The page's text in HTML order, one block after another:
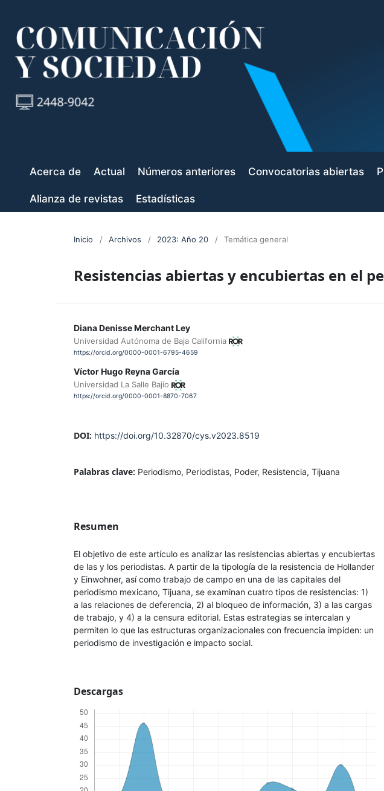
Acerca de Actual Números anteriores Convocatorias abiertas
Alianza de revistas Estadísticas
Inicio / Archivos / 2023: Año 20 / Temática general
Resistencias abiertas y encubiertas en el
Diana Denisse Merchant Ley
Universidad Autónoma de Baja California
https://orcid.org/0000-0001-6795-4659
Víctor Hugo Reyna García
Universidad La Salle Bajío
https://orcid.org/0000-0001-8870-7067
DOI: https://doi.org/10.32870/cys.v2023.8519
Palabras clave: Periodismo, Periodistas, Poder, Resistencia, Tijuana
Resumen
El objetivo de este artículo es analizar las resistencias abiertas y encubiertas
de las y los periodistas. A partir de la tipología de la resistencia de Hollander
y Einwohner, así como trabajo de campo en una de las capitales del
periodismo mexicano, Tijuana, se examinan cuatro tipos de resistencias: 1)
a las relaciones de deferencia, 2) al bloqueo de información, 3) a las cargas
de trabajo, y 4) a la censura editorial. Estas estrategias se intercalan y
permiten lo que las estructuras organizacionales con frecuencia impiden: un
periodismo de investigación e impacto social.
Descargas